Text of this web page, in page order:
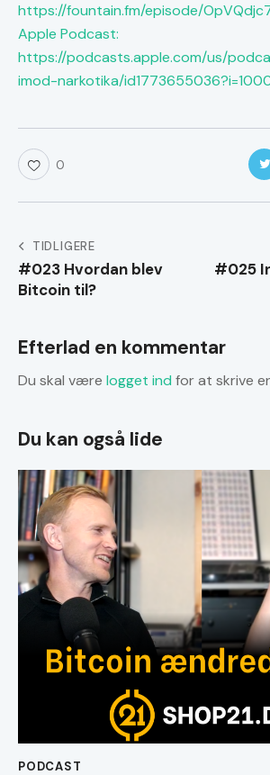
https://fountain.fm/episode/
Apple Podcast:
https://podcasts.apple.com/us/
imod-narkotika/
0
Indlægsnavigation
TIDLIGERE
#023 Hvordan blev
Bitcoin til?
#025
Efterlad en kommentar
Du skal være logget ind for at skrive
Du kan også lide
PODCAST